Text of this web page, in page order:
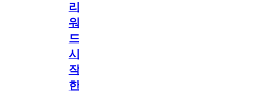
리
워
드
시
작
한